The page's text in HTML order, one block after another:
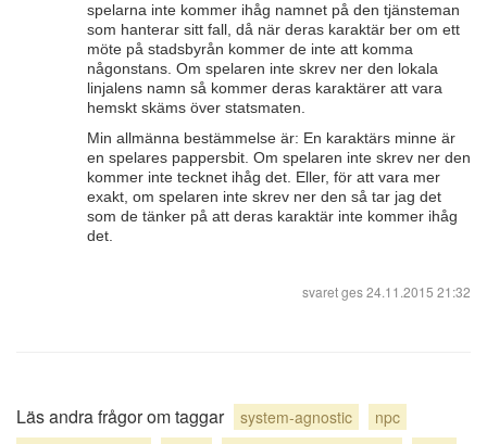
spelarna inte kommer ihåg namnet på den tjänsteman
som hanterar sitt fall, då när deras karaktär ber om ett
möte på stadsbyrån kommer de inte att komma
någonstans. Om spelaren inte skrev ner den lokala
linjalens namn så kommer deras karaktärer att vara
hemskt skäms över statsmaten.
Min allmänna bestämmelse är: En karaktärs minne är
en spelares pappersbit. Om spelaren inte skrev ner den
kommer inte tecknet ihåg det. Eller, för att vara mer
exakt, om spelaren inte skrev ner den så tar jag det
som de tänker på att deras karaktär inte kommer ihåg
det.
svaret ges24.11.2015 21:32
Läs andra frågor om taggar system-agnostic
npc